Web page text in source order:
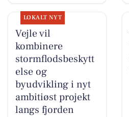
LOKALT NYT
Vejle vil
kombinere
stormflodsbeskytt
else og
byudvikling i nyt
ambitiøst projekt
langs fjorden